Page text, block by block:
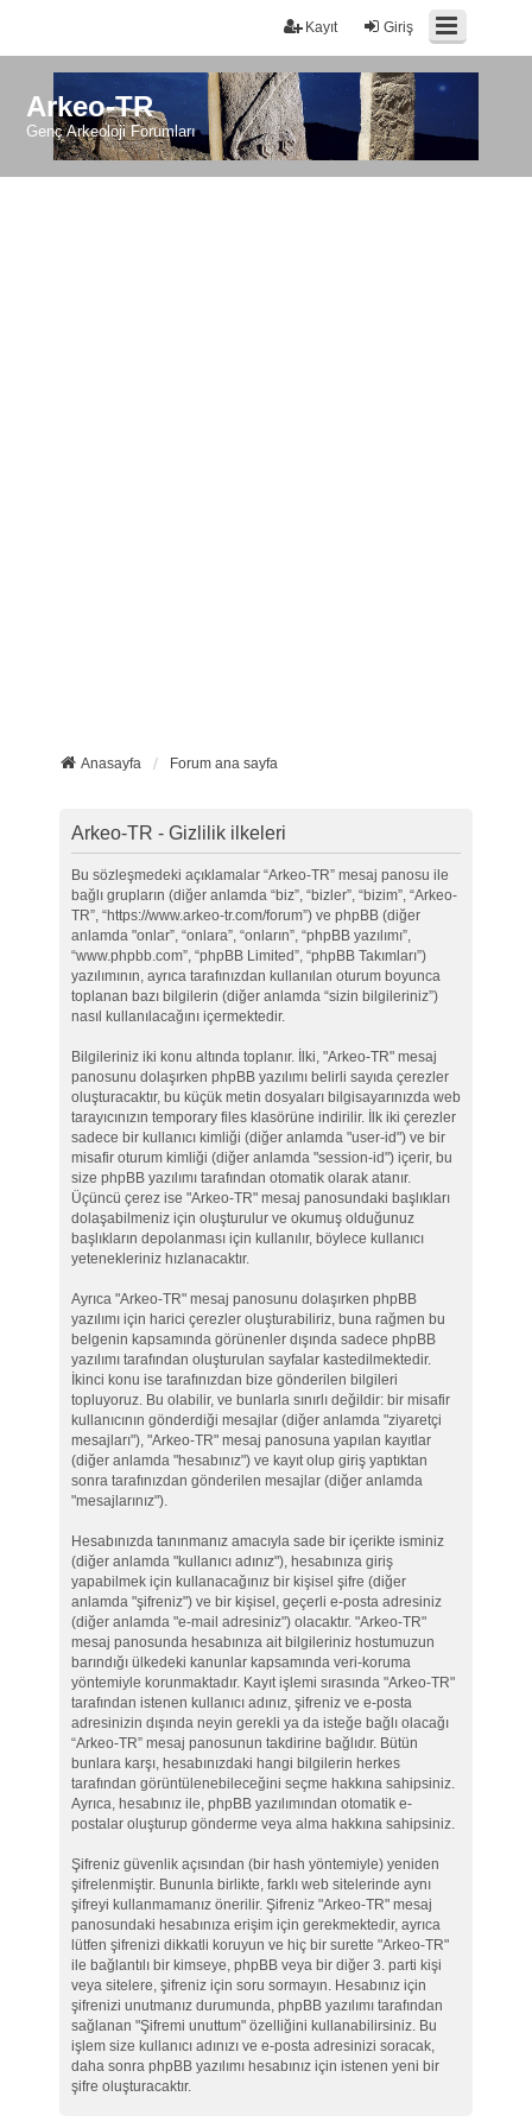
Giriş
Kayıt
Arkeo-TR
Genç Arkeoloji Forumları
Anasayfa Forum ana sayfa
Arkeo-TR - Gizlilik ilkeleri
Bu sözleşmedeki açıklamalar “Arkeo-TR” mesaj panosu ile
bağlı grupların (diğer anlamda “biz”, “bizler”, “bizim”, “Arkeo-
TR”, “https://www.arkeo-tr.com/forum”) ve phpBB (diğer
anlamda "onlar”, “onlara”, “onların”, “phpBB yazılımı”,
“www.phpbb.com”, “phpBB Limited”, “phpBB Takımları”)
yazılımının, ayrıca tarafınızdan kullanılan oturum boyunca
toplanan bazı bilgilerin (diğer anlamda “sizin bilgileriniz”)
nasıl kullanılacağını içermektedir.
Bilgileriniz iki konu altında toplanır. İlki, "Arkeo-TR" mesaj
panosunu dolaşırken phpBB yazılımı belirli sayıda çerezler
oluşturacaktır, bu küçük metin dosyaları bilgisayarınızda web
tarayıcınızın temporary files klasörüne indirilir. İlk iki çerezler
sadece bir kullanıcı kimliği (diğer anlamda "user-id") ve bir
misafir oturum kimliği (diğer anlamda "session-id") içerir, bu
size phpBB yazılımı tarafından otomatik olarak atanır.
Üçüncü çerez ise "Arkeo-TR" mesaj panosundaki başlıkları
dolaşabilmeniz için oluşturulur ve okumuş olduğunuz
başlıkların depolanması için kullanılır, böylece kullanıcı
yetenekleriniz hızlanacaktır.
Ayrıca "Arkeo-TR" mesaj panosunu dolaşırken phpBB
yazılımı için harici çerezler oluşturabiliriz, buna rağmen bu
belgenin kapsamında görünenler dışında sadece phpBB
yazılımı tarafından oluşturulan sayfalar kastedilmektedir.
İkinci konu ise tarafınızdan bize gönderilen bilgileri
topluyoruz. Bu olabilir, ve bunlarla sınırlı değildir: bir misafir
kullanıcının gönderdiği mesajlar (diğer anlamda "ziyaretçi
mesajları"), "Arkeo-TR" mesaj panosuna yapılan kayıtlar
(diğer anlamda "hesabınız") ve kayıt olup giriş yaptıktan
sonra tarafınızdan gönderilen mesajlar (diğer anlamda
"mesajlarınız").
Hesabınızda tanınmanız amacıyla sade bir içerikte isminiz
(diğer anlamda "kullanıcı adınız"), hesabınıza giriş
yapabilmek için kullanacağınız bir kişisel şifre (diğer
anlamda "şifreniz") ve bir kişisel, geçerli e-posta adresiniz
(diğer anlamda "e-mail adresiniz") olacaktır. "Arkeo-TR"
mesaj panosunda hesabınıza ait bilgileriniz hostumuzun
barındığı ülkedeki kanunlar kapsamında veri-koruma
yöntemiyle korunmaktadır. Kayıt işlemi sırasında "Arkeo-TR"
tarafından istenen kullanıcı adınız, şifreniz ve e-posta
adresinizin dışında neyin gerekli ya da isteğe bağlı olacağı
“Arkeo-TR” mesaj panosunun takdirine bağlıdır. Bütün
bunlara karşı, hesabınızdaki hangi bilgilerin herkes
tarafından görüntülenebileceğini seçme hakkına sahipsiniz.
Ayrıca, hesabınız ile, phpBB yazılımından otomatik e-
postalar oluşturup gönderme veya alma hakkına sahipsiniz.
Şifreniz güvenlik açısından (bir hash yöntemiyle) yeniden
şifrelenmiştir. Bununla birlikte, farklı web sitelerinde aynı
şifreyi kullanmamanız önerilir. Şifreniz "Arkeo-TR" mesaj
panosundaki hesabınıza erişim için gerekmektedir, ayrıca
lütfen şifrenizi dikkatli koruyun ve hiç bir surette "Arkeo-TR"
ile bağlantılı bir kimseye, phpBB veya bir diğer 3. parti kişi
veya sitelere, şifreniz için soru sormayın. Hesabınız için
şifrenizi unutmanız durumunda, phpBB yazılımı tarafından
sağlanan "Şifremi unuttum" özelliğini kullanabilirsiniz. Bu
işlem size kullanıcı adınızı ve e-posta adresinizi soracak,
daha sonra phpBB yazılımı hesabınız için istenen yeni bir
şifre oluşturacaktır.